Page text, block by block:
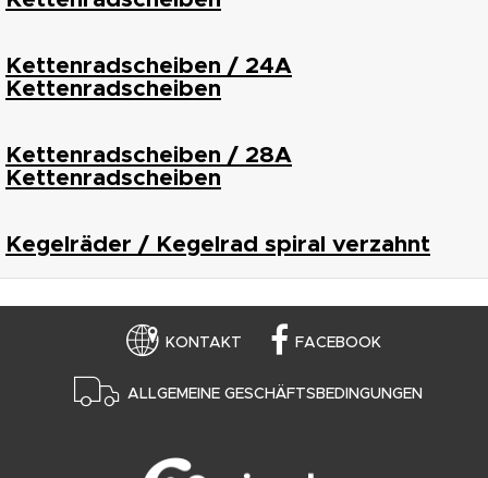
Kettenradscheiben / 24A
Kettenradscheiben
Kettenradscheiben / 28A
Kettenradscheiben
Kegelräder / Kegelrad spiral verzahnt
KONTAKT FACEBOOK
ALLGEMEINE GESCHÄFTSBEDINGUNGEN